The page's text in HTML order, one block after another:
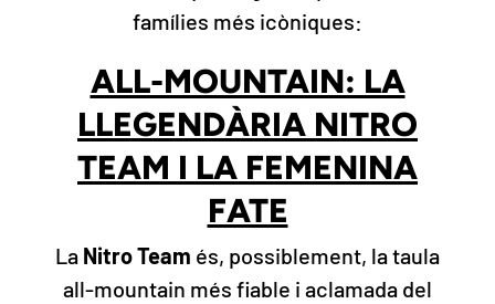
famílies més icòniques:
ALL-MOUNTAIN: LA
LLEGENDÀRIA NITRO
TEAM I LA FEMENINA
FATE
La Nitro Team és, possiblement, la taula
all-mountain més fiable i aclamada del